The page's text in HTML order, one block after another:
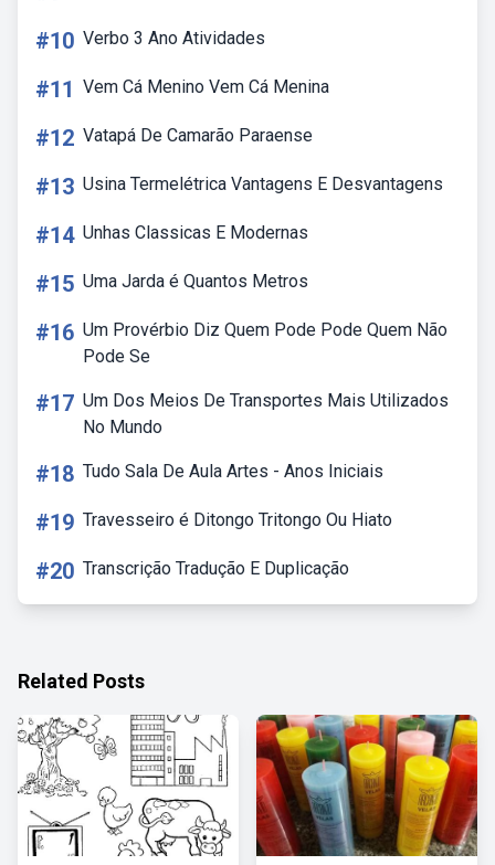
#10 Verbo 3 Ano Atividades
#11 Vem Cá Menino Vem Cá Menina
#12 Vatapá De Camarão Paraense
#13 Usina Termelétrica Vantagens E Desvantagens
#14 Unhas Classicas E Modernas
#15 Uma Jarda é Quantos Metros
#16 Um Provérbio Diz Quem Pode Pode Quem Não
Pode Se
#17 Um Dos Meios De Transportes Mais Utilizados
No Mundo
#18 Tudo Sala De Aula Artes - Anos Iniciais
#19 Travesseiro é Ditongo Tritongo Ou Hiato
#20 Transcrição Tradução E Duplicação
Related Posts